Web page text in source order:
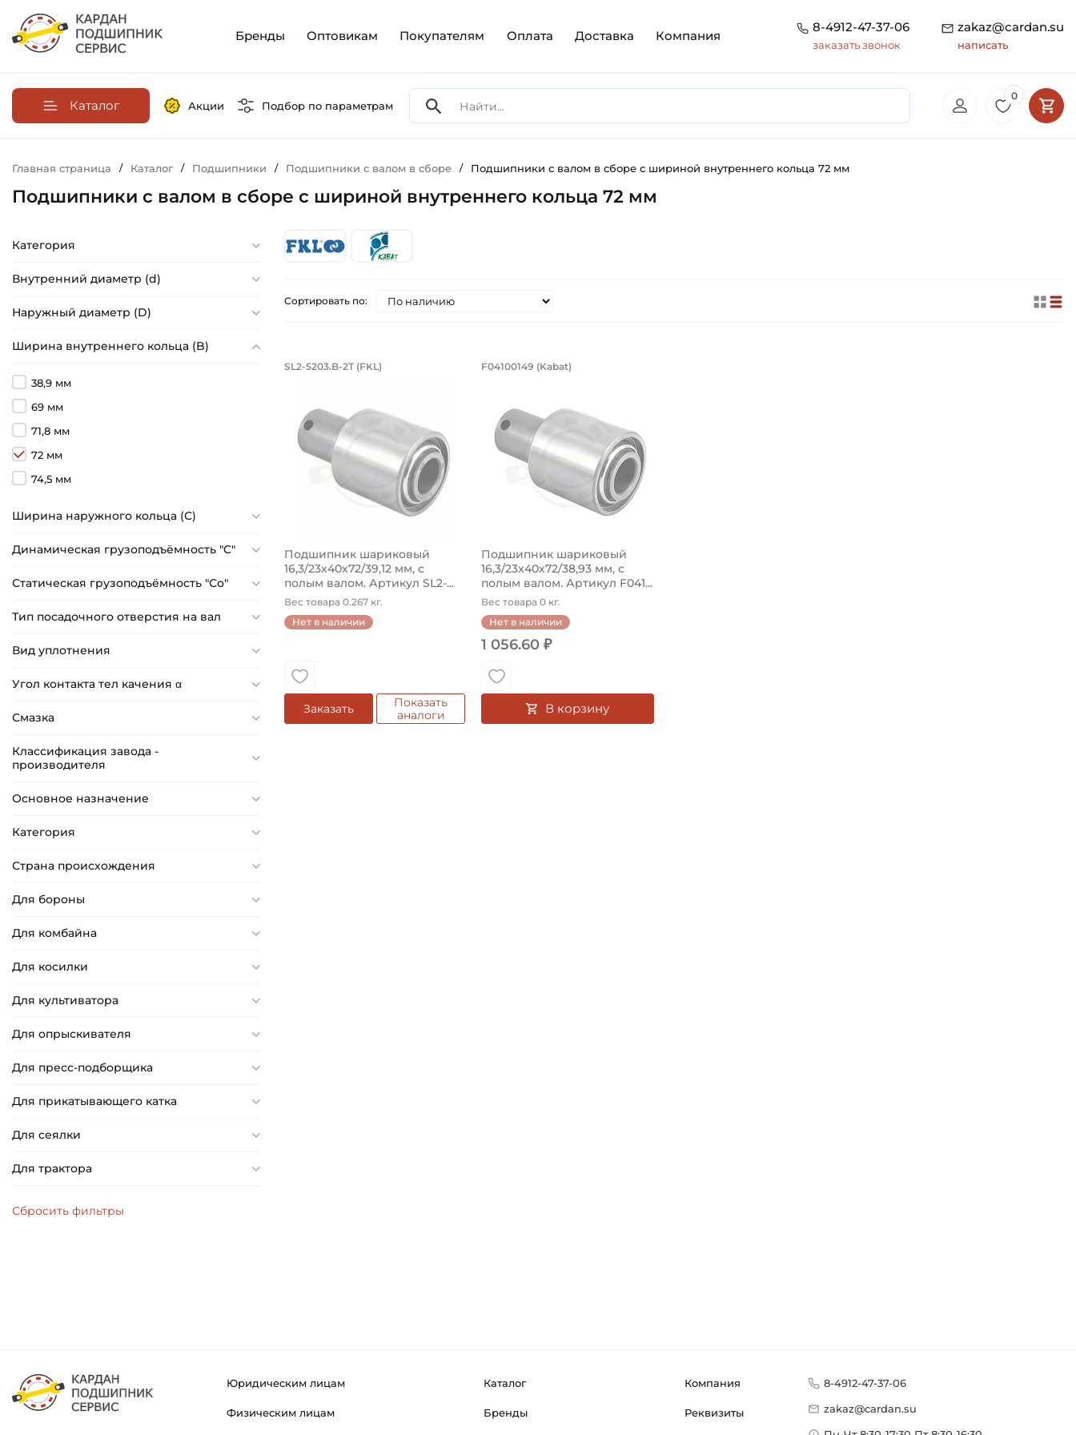
Бренды Оптовикам Покупателям Оплата Доставка Компания
8-4912-47-37-06
заказать звонок
zakaz@cardan.su
написать
Каталог Акции Подбор по параметрам
0
Главная страница / Каталог / Подшипники / Подшипники с валом в сборе / Подшипники с валом в сборе с шириной внутреннего кольца 72 мм
Подшипники с валом в сборе с шириной внутреннего кольца 72 мм
Категория
Внутренний диаметр (d)
Наружный диаметр (D)
Ширина внутреннего кольца (B)
38,9 мм
69 мм
71,8 мм
72 мм
74,5 мм
Ширина наружного кольца (С)
Динамическая грузоподъёмность "C"
Статическая грузоподъёмность "Сo"
Тип посадочного отверстия на вал
Вид уплотнения
Угол контакта тел качения α
Смазка
Классификация завода -
производителя
Основное назначение
Категория
Страна происхождения
Для бороны
Для комбайна
Для косилки
Для культиватора
Для опрыскивателя
Для пресс-подборщика
Для прикатывающего катка
Для сеялки
Для трактора
Сортировать по:
Подшипник шариковый 16,3/23х40х72/39,12 мм, с полым валом. Артикул SL2-
SL2-5203.B-2T (FKL)
Подшипник шариковый
16,3/23х40х72/39,12 мм, с
полым валом. Артикул SL2-...
Вес товара 0.267 кг.
Нет в наличии
Заказать
Показать
аналоги
Подшипник шариковый 16,3/23х40х72/38,93 мм, с полым
F04100149 (Kabat)
Подшипник шариковый
16,3/23х40х72/38,93 мм, с
полым валом. Артикул F041...
Вес товара 0 кг.
Нет в наличии
1 056.60 ₽
В корзину
Юридическим лицам
Физическим лицам
Каталог
Бренды
Компания
Реквизиты
8-4912-47-37-06
zakaz@cardan.su